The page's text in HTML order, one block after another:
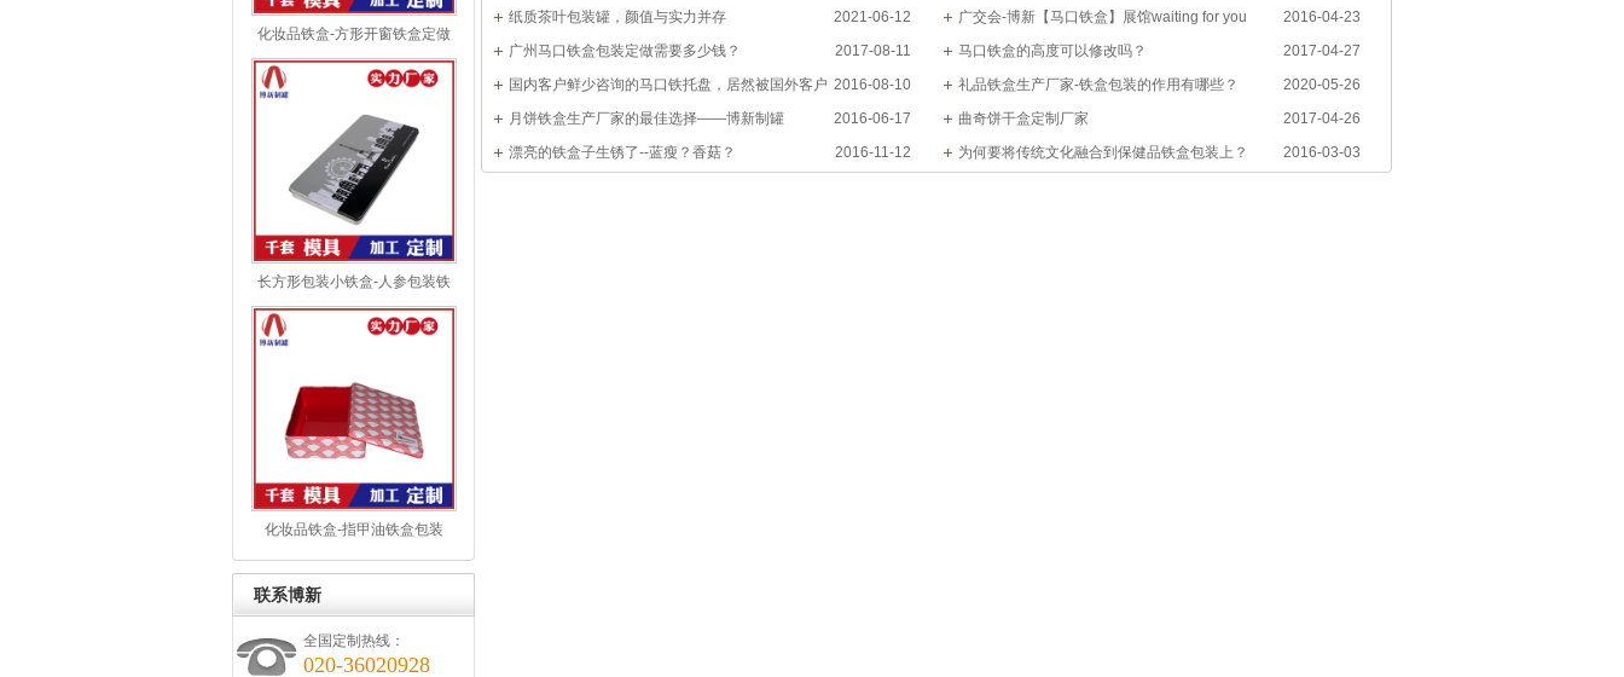
化妆品铁盒-方形开窗铁盒定做
长方形包装小铁盒-人参包装铁
盒
化妆品铁盒-指甲油铁盒包装
联系博新
全国定制热线：
020-36020928
2021-06-12
纸质茶叶包装罐，颜值与实力并存 2016-04-23
广交会-博新【马口铁盒】展馆waiting for you
2017-08-11
广州马口铁盒包装定做需要多少钱？ 2017-04-27
马口铁盒的高度可以修改吗？
2016-08-10
国内客户鲜少咨询的马口铁托盘，居然被国外客户
抢疯！
2020-05-26
礼品铁盒生产厂家-铁盒包装的作用有哪些？
2016-06-17
月饼铁盒生产厂家的最佳选择——博新制罐 2017-04-26
曲奇饼干盒定制厂家
2016-11-12
漂亮的铁盒子生锈了--蓝瘦？香菇？ 2016-03-03
为何要将传统文化融合到保健品铁盒包装上？